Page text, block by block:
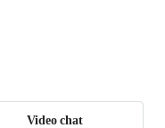
Video chat